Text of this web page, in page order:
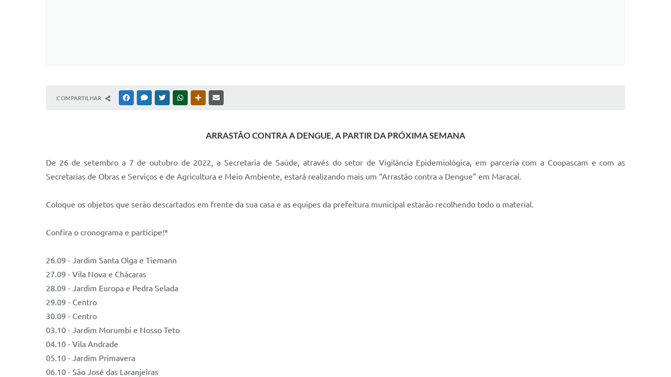
COMPARTILHAR FACEBOOKMESSENGER
TWITTERWHATSAPPOUTRAS MÍDIAS
ARRASTÃO CONTRA A DENGUE, A PARTIR DA PRÓXIMA SEMANA
De 26 de setembro a 7 de outubro de 2022, a Secretaria de Saúde, através do setor de Vigilância Epidemiológica, em parceria com a Coopascam e com as
Secretarias de Obras e Serviços e de Agricultura e Meio Ambiente, estará realizando mais um “Arrastão contra a Dengue” em Maracaí.
Coloque os objetos que serão descartados em frente da sua casa e as equipes da prefeitura municipal estarão recolhendo todo o material.
Confira o cronograma e participe!*
26.09 - Jardim Santa Olga e Tiemann
27.09 - Vila Nova e Chácaras
28.09 - Jardim Europa e Pedra Selada
29.09 - Centro
30.09 - Centro
03.10 - Jardim Morumbi e Nosso Teto
04.10 - Vila Andrade
05.10 - Jardim Primavera
06.10 - São José das Laranjeiras